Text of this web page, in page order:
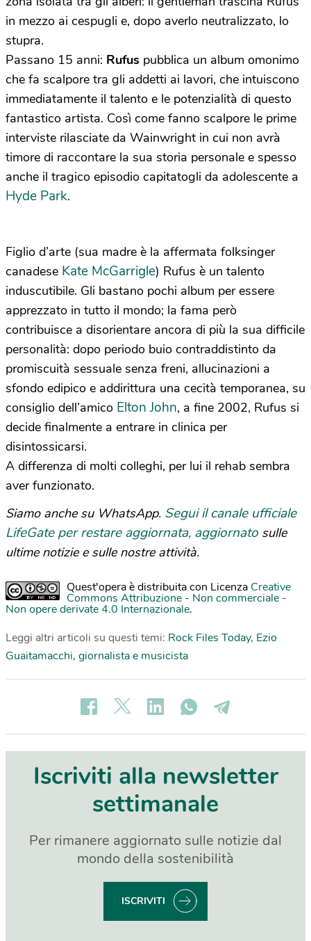
in mezzo ai cespugli e, dopo averlo neutralizzato, lo
stupra.
Passano 15 anni: Rufus pubblica un album omonimo
che fa scalpore tra gli addetti ai lavori, che intuiscono
immediatamente il talento e le potenzialità di questo
fantastico artista. Così come fanno scalpore le prime
interviste rilasciate da Wainwright in cui non avrà
timore di raccontare la sua storia personale e spesso
anche il tragico episodio capitatogli da adolescente a
Hyde Park.
Figlio d’arte (sua madre è la affermata folksinger
canadese Kate McGarrigle) Rufus è un talento
induscutibile. Gli bastano pochi album per essere
apprezzato in tutto il mondo; la fama però
contribuisce a disorientare ancora di più la sua difficile
personalità: dopo periodo buio contraddistinto da
promiscuità sessuale senza freni, allucinazioni a
sfondo edipico e addirittura una cecità temporanea, su
consiglio dell’amico Elton John, a fine 2002, Rufus si
decide finalmente a entrare in clinica per
disintossicarsi.
A differenza di molti colleghi, per lui il rehab sembra
aver funzionato.
Siamo anche su WhatsApp. Segui il canale ufficiale
LifeGate per restare aggiornata, aggiornato sulle
ultime notizie e sulle nostre attività.
Quest'opera è distribuita con Licenza Creative
Commons Attribuzione - Non commerciale -
Non opere derivate 4.0 Internazionale.
Leggi altri articoli su questi temi: Rock Files Today, Ezio
Guaitamacchi, giornalista e musicista
Iscriviti alla newsletter
settimanale
Per rimanere aggiornato sulle notizie dal
mondo della sostenibilità
ISCRIVITI